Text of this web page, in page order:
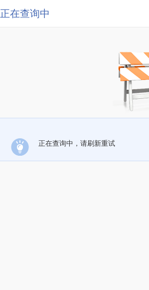
正在查询中
正在查询中，请刷新重试